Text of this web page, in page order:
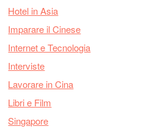
Hotel in Asia
Imparare il Cinese
Internet e Tecnologia
Interviste
Lavorare in Cina
Libri e Film
Singapore